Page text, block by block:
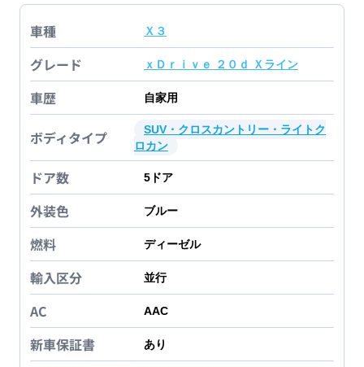
車種 Ｘ３
グレード ｘＤｒｉｖｅ ２０ｄ Ｘライン
車歴 自家用
ボディタイプ
SUV・クロスカントリー・ライトク
ロカン
ドア数 5 ドア
外装色 ブルー
燃料 ディーゼル
輸入区分 並行
AC AAC
新車保証書 あり